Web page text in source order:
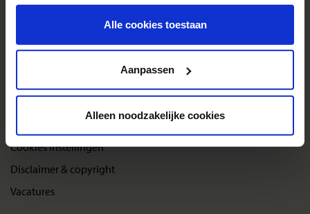
onder aan de pagina op elk gewenst moment voor de
toekomst wijzigen.Alle cookies toestaan
Aanpassen
Alleen noodzakelijke cookies
Gegarandeerde reizen
Bel, mail of chat met ons
Cookies instellingen
Disclaimer & copyright
Vacatures